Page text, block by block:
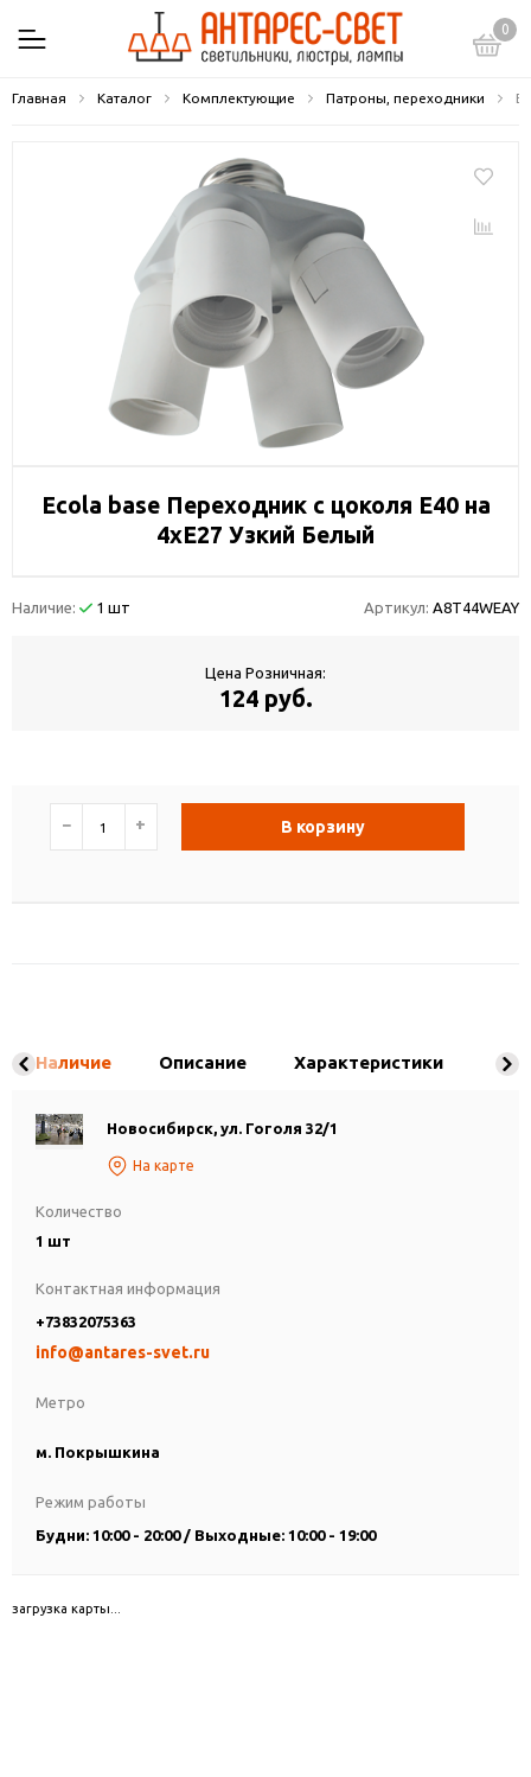
0
Главная Каталог Комплектующие Патроны, переходники
Ecola base Переходник с цоколя E40 на
4хE27 Узкий Белый
Наличие: 1 шт Артикул: A8T44WEAY
Цена Розничная:
124 руб.
− + В корзину
Наличие Описание Характеристики
Новосибирск, ул. Гоголя 32/1
На карте
Количество
1 шт
Метро
м. Покрышкина
Контактная информация
+73832075363
info@antares-svet.ru
Режим работы
Будни: 10:00 - 20:00 / Выходные: 10:00 - 19:00
загрузка карты...